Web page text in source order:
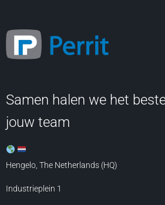
Samen halen we het
jouw team
Hengelo, The Netherlands (HQ)
Industrieplein 1